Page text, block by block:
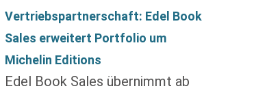
Vertriebspartnerschaft: Edel Book
Sales erweitert Portfolio um
Michelin Editions
Edel Book Sales übernimmt ab